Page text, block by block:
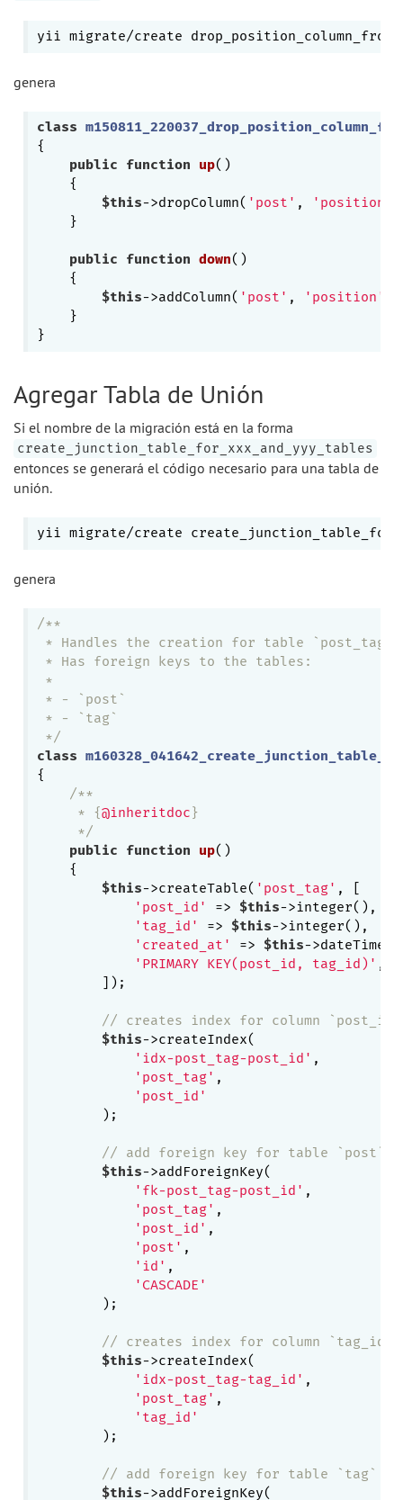
yii migrate/create
genera
class
{
public
function up()
{
$this->dropColumn( 'post' , 'position'
    }
public function down()
{
$this->addColumn( 'post' , 'position'
    }
Agregar Tabla de Unión
Si el nombre de la migración está en la forma
create_junction_table_for_xxx_and_yyy_tables
entonces se generará el código necesario para una tabla de
unión.
yii migrate/create
genera
/**
* Handles the creation for table `post_tag`.
* Has foreign keys to the tables:
*
* - `post`
* - `tag`
*/
class
{
/**
     * {
@inheritdoc}
     */
public
function up()
{
$this->createTable( 'post_tag' , [
'post_id'
=> $this->integer(),
'tag_id'
=> $this->integer(),
'created_at'
=> $this-
'PRIMARY KEY(post_id, tag_id)' ,
        ]);
// creates index for column `post_id`
$this->createIndex(
'idx-post_tag-post_id' ,
'post_tag' ,
'post_id'
        );
// add foreign key for table `post`
$this->addForeignKey(
'fk-post_tag-post_id' ,
'post_tag' ,
'post_id' ,
'post' ,
'id' ,
'CASCADE'
        );
// creates index for column `tag_id`
$this->createIndex(
'idx-post_tag-tag_id' ,
'post_tag' ,
'tag_id'
        );
// add foreign key for table `tag`
$this->addForeignKey(